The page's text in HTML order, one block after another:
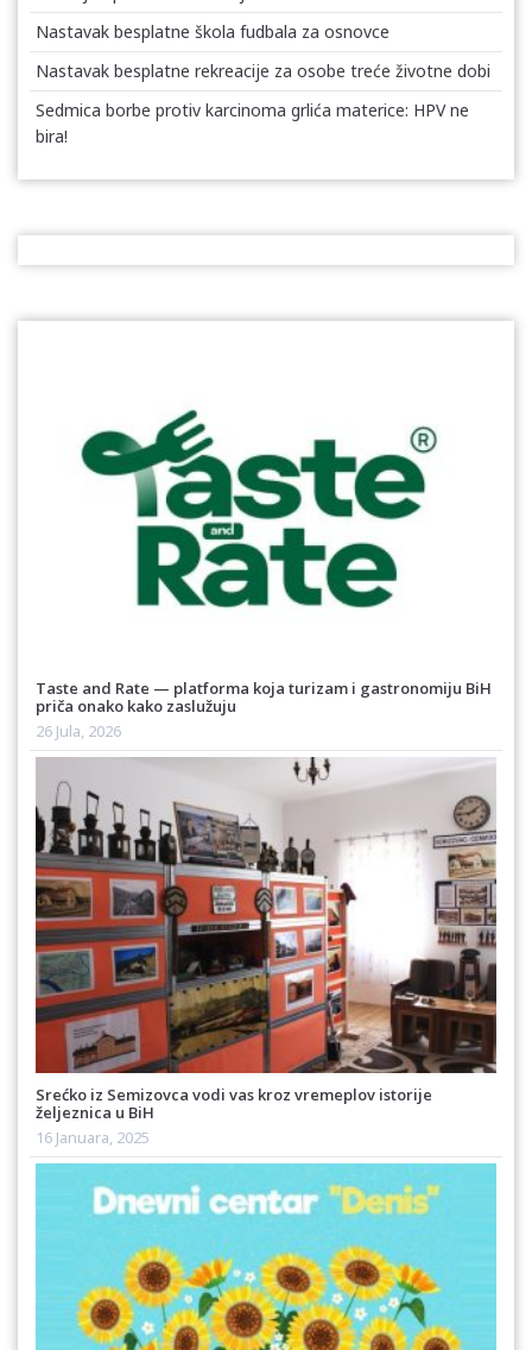
Nastavak besplatne škola fudbala za osnovce
Nastavak besplatne rekreacije za osobe treće životne dobi
Sedmica borbe protiv karcinoma grlića materice: HPV ne
bira!
Taste and Rate — platforma koja turizam i gastronomiju BiH
priča onako kako zaslužuju
26 Jula, 2026
Srećko iz Semizovca vodi vas kroz vremeplov istorije
željeznica u BiH
16 Januara, 2025